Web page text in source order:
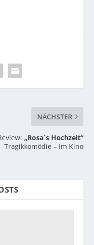
NÄCHSTER
„Rosa´s Hochzeit“
Tragikkomödie – Im Kino